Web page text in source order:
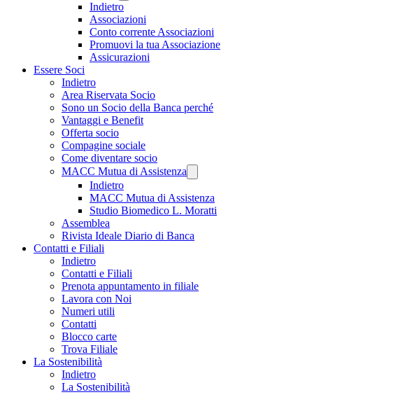
Indietro
Associazioni
Conto corrente Associazioni
Promuovi la tua Associazione
Assicurazioni
Essere Soci
Indietro
Area Riservata Socio
Sono un Socio della Banca perché
Vantaggi e Benefit
Offerta socio
Compagine sociale
Come diventare socio
MACC Mutua di Assistenza
Indietro
MACC Mutua di Assistenza
Studio Biomedico L. Moratti
Assemblea
Rivista Ideale Diario di Banca
Contatti e Filiali
Indietro
Contatti e Filiali
Prenota appuntamento in filiale
Lavora con Noi
Numeri utili
Contatti
Blocco carte
Trova Filiale
La Sostenibilità
Indietro
La Sostenibilità